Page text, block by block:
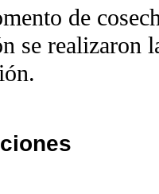
de
se realizaron